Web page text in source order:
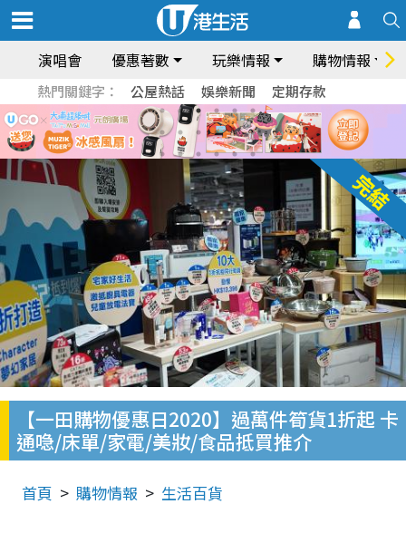
演唱會 優惠著數 玩樂情報 購物情報
熱門關鍵字： 公屋熱話 娛樂新聞 定期存款
【一田購物優惠日2020】過萬件筍貨1折起 卡
通喼/床單/家電/美妝/食品抵買推介
首頁 購物情報 生活百貨